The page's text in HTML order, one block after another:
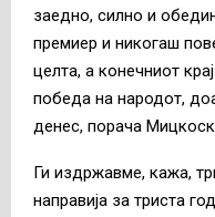
заедно, силно и
премиер и никогаш
целта, а конечниот
победа на народот,
денес, порача
Ги издржавме, кажа,
направија за триста